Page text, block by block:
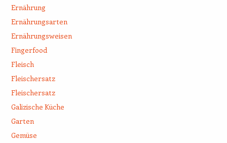
Ernährung
Ernährungsarten
Ernährungsweisen
Fingerfood
Fleisch
Fleischersatz
Fleischersatz
Galizische Küche
Garten
Gemüse